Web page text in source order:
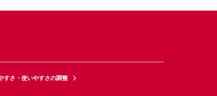
すさ・使いやすさの調整